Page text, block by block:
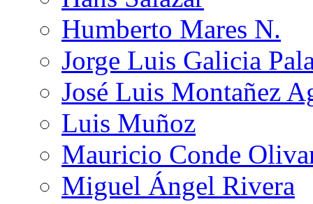
Humberto Mares N.
Jorge Luis Galicia
José Luis Montañez
Luis Muñoz
Mauricio Conde
Miguel Ángel Rivera